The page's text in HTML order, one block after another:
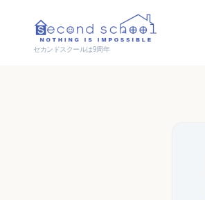
セカンドスクールは9周年